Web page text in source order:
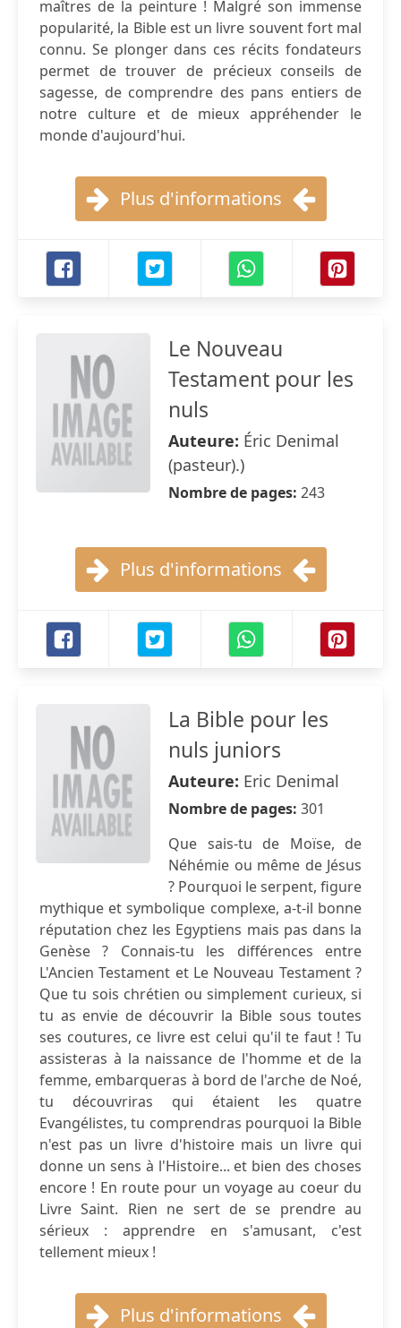
maîtres de la peinture ! Malgré son immense
popularité, la Bible est un livre souvent fort mal
connu. Se plonger dans ces récits fondateurs
permet de trouver de précieux conseils de
sagesse, de comprendre des pans entiers de
notre culture et de mieux appréhender le
monde d'aujourd'hui.
Plus d'informations
Le Nouveau
Testament pour les
nuls
Auteure: Éric Denimal
(pasteur).)
Nombre de pages: 243
Plus d'informations
La Bible pour les
nuls juniors
Auteure: Eric Denimal
Nombre de pages: 301
Que sais-tu de Moïse, de
Néhémie ou même de Jésus
? Pourquoi le serpent, figure
mythique et symbolique complexe, a-t-il bonne
réputation chez les Egyptiens mais pas dans la
Genèse ? Connais-tu les différences entre
L'Ancien Testament et Le Nouveau Testament ?
Que tu sois chrétien ou simplement curieux, si
tu as envie de découvrir la Bible sous toutes
ses coutures, ce livre est celui qu'il te faut ! Tu
assisteras à la naissance de l'homme et de la
femme, embarqueras à bord de l'arche de Noé,
tu découvriras qui étaient les quatre
Evangélistes, tu comprendras pourquoi la Bible
n'est pas un livre d'histoire mais un livre qui
donne un sens à l'Histoire... et bien des choses
encore ! En route pour un voyage au coeur du
Livre Saint. Rien ne sert de se prendre au
sérieux : apprendre en s'amusant, c'est
tellement mieux !
Plus d'informations